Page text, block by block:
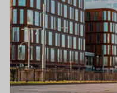
пятый
житель
на
отдых